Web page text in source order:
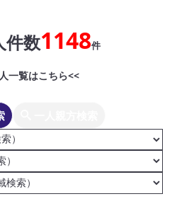
件数1148件
一覧はこちら<<